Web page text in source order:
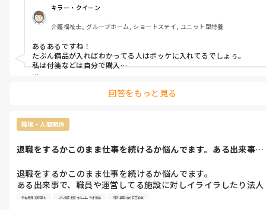
キラー・クイーン
介護福祉士, グループホーム, ショートステイ, ユニット型特養
あるあるですね！
たぶん備品が入ればわかってる人はポッケに入れてるでしょぅ。
私は付箋などは自分で購入…
アホくさい。
なんで！？って言われてもねぇ。
だってないんですもん。
使えないじゃないですか。
頭にくるので、セロハンテープ使って、それにマッキーで書いて付箋
回答をもっと見る
職場・人間関係
退職をするかこのまま仕事を続けるか悩んでます。ある出来事
退職をするかこのまま仕事を続けるか悩んでます。
ある出来事で、職員や運営してる施設に対しイライラしたり法人
の名前を聞いただけでもそうなります。
訪問夜勤 介護福祉士試験 実務者研修